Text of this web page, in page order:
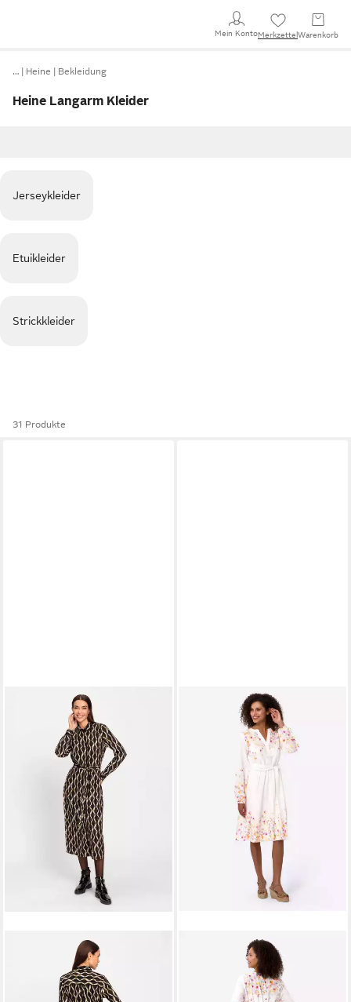
Mein KontoMerkzettel Warenkorb
… Heine Bekleidung
Heine Langarm Kleider
Jerseykleider
Etuikleider
Strickkleider
31 Produkte